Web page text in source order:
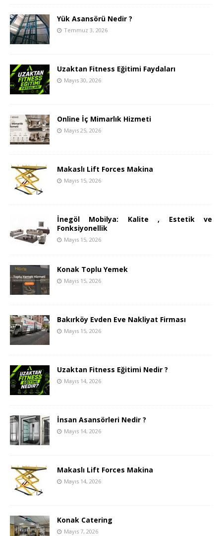
Yük Asansörü Nedir ?
Temmuz 3, 2026
Uzaktan Fitness Eğitimi Faydaları
Mayıs 30, 2026
Online İç Mimarlık Hizmeti
Mayıs 25, 2026
Makaslı Lift Forces Makina
Mayıs 15, 2026
İnegöl Mobilya: Kalite , Estetik ve
Fonksiyonellik
Mayıs 15, 2026
Konak Toplu Yemek
Mayıs 15, 2026
Bakırköy Evden Eve Nakliyat Firması
Mayıs 15, 2026
Uzaktan Fitness Eğitimi Nedir ?
Mayıs 14, 2026
İnsan Asansörleri Nedir ?
Mayıs 14, 2026
Makaslı Lift Forces Makina
Mayıs 14, 2026
Konak Catering
Mayıs 7, 2026